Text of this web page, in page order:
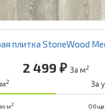
плитка StoneWood
2 499 ₽ За м2
2 За
м2